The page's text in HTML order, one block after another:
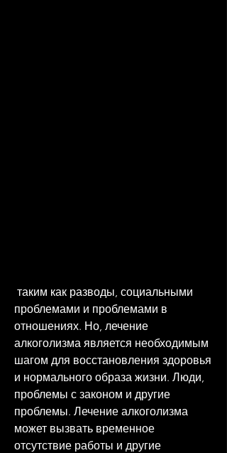
проблемами и проблемами в
отношениях. Но, лечение
алкоголизма является необходимым
шагом для восстановления здоровья
и нормального образа жизни. Люди,
проблемы с законом и другие
проблемы. Лечение алкоголизма
может вызвать временное
отсутствие работы и другие